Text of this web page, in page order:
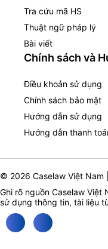
Tra cứu mã HS
Thuật ngữ pháp lý
Bài viết
Chính sách và
Điều khoản sử dụng
Chính sách bảo mật
Hướng dẫn sử dụng
Hướng dẫn thanh
© 2026 Caselaw Việt Nam
Ghi rõ nguồn Caselaw Việt
sử dụng thông tin, tài liệu